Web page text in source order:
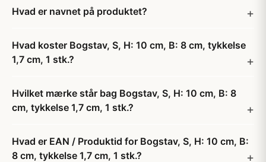
Hvad er navnet på produktet?
Hvad koster Bogstav, S, H: 10 cm, B: 8 cm, tykkelse
1,7 cm, 1 stk.?
Hvilket mærke står bag Bogstav, S, H: 10 cm, B: 8
cm, tykkelse 1,7 cm, 1 stk.?
Hvad er EAN / Produktid for Bogstav, S, H: 10 cm, B:
8 cm, tykkelse 1,7 cm, 1 stk.?